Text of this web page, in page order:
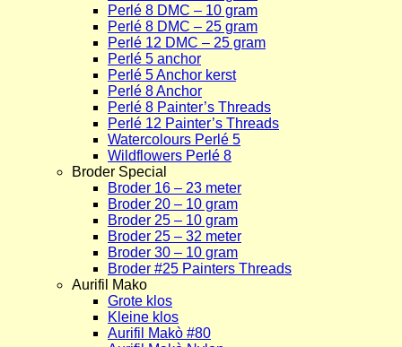
Perlé 8 DMC – 10 gram
Perlé 8 DMC – 25 gram
Perlé 12 DMC – 25 gram
Perlé 5 anchor
Perlé 5 Anchor kerst
Perlé 8 Anchor
Perlé 8 Painter’s Threads
Perlé 12 Painter’s Threads
Watercolours Perlé 5
Wildflowers Perlé 8
Broder Special
Broder 16 – 23 meter
Broder 20 – 10 gram
Broder 25 – 10 gram
Broder 25 – 32 meter
Broder 30 – 10 gram
Broder #25 Painters Threads
Aurifil Mako
Grote klos
Kleine klos
Aurifil Makò #80